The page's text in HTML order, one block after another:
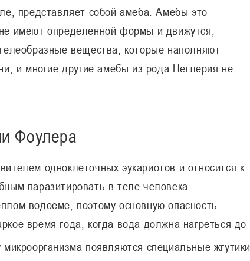
представляет собой амеба. Амебы это
имеют определенной формы и движутся,
вещества, которые наполняют
и многие другие амебы из рода Неглерия не
Фоулера
одноклеточных эукариотов и относится к
паразитировать в теле человека.
водоеме, поэтому основную опасность
время года, когда вода должна нагреться до
появляются специальные жгутики,